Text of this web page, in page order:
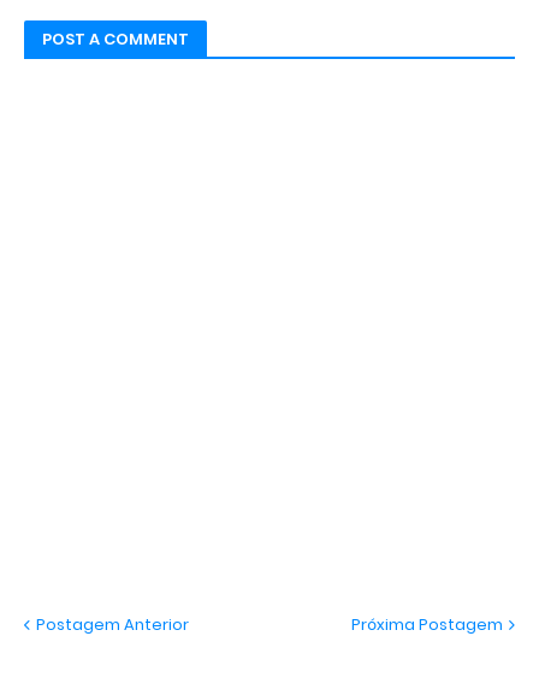
POST A COMMENT
Postagem Anterior Próxima Postagem